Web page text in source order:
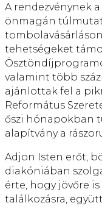
A rendezvénynek
önmagán
tehetségeket
valamint több
ajánlottak fel a
Református
őszi hónapokban
alapítvány a
Adjon Isten erőt,
diakóniában
érte, hogy jövőre
találkozásra,